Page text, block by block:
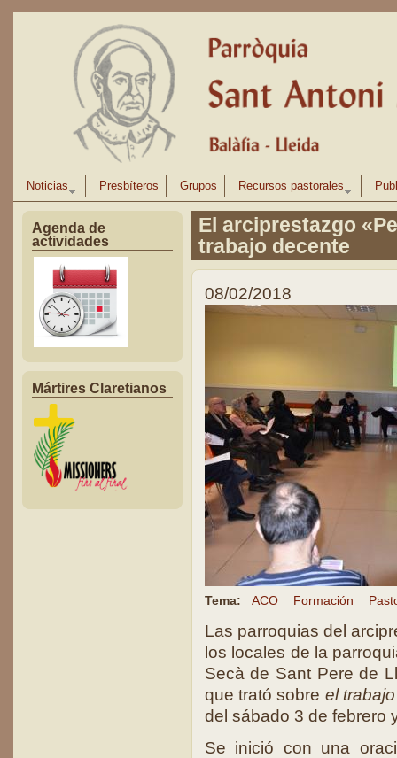
Pasar al contenido principal
Noticias Presbíteros Grupos Recursos pastorales
Agenda de
actividades
Mártires Claretianos
El arciprestazgo
trabajo decente
08/02/2018
Tema: ACO Formación
Las parroquias del
los locales de la
Secà de Sant Pere de
que trató sobre el
del sábado 3 de febrero
Se inició con una